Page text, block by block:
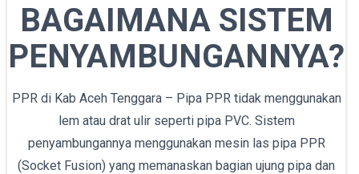
BAGAIMANA SISTEM
PENYAMBUNGANNYA?
PPR di Kab Aceh Tenggara – Pipa PPR tidak menggunakan
lem atau drat ulir seperti pipa PVC. Sistem
penyambungannya menggunakan mesin las pipa PPR
(Socket Fusion) yang memanaskan bagian ujung pipa dan